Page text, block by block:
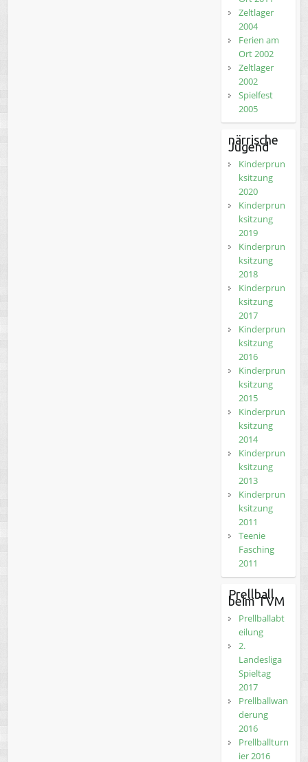
Zeltlager
2004
Ferien am
Ort 2002
Zeltlager
2002
Spielfest
2005
närrische
Jugend
Kinderprun
ksitzung
2020
Kinderprun
ksitzung
2019
Kinderprun
ksitzung
2018
Kinderprun
ksitzung
2017
Kinderprun
ksitzung
2016
Kinderprun
ksitzung
2015
Kinderprun
ksitzung
2014
Kinderprun
ksitzung
2013
Kinderprun
ksitzung
2011
Teenie
Fasching
2011
Prellball
beim TVM
Prellballabt
eilung
2.
Landesliga
Spieltag
2017
Prellballwan
derung
2016
Prellballturn
ier 2016